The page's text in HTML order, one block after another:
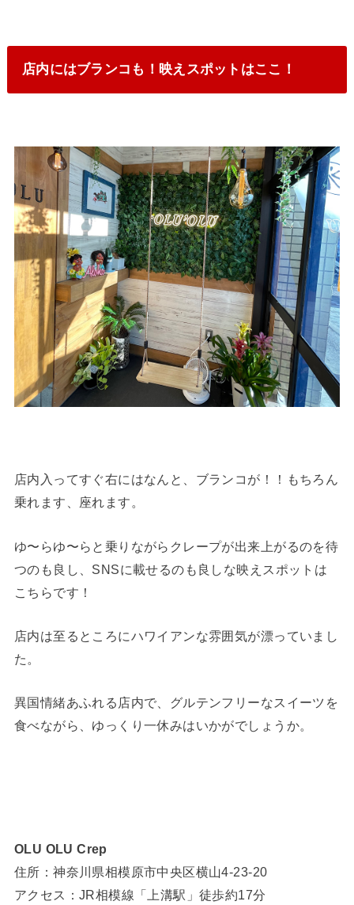
店内にはブランコも！映えスポットはここ！
店内入ってすぐ右にはなんと、ブランコが！！もちろん
乗れます、座れます。
ゆ〜らゆ〜らと乗りながらクレープが出来上がるのを待
つのも良し、SNSに載せるのも良しな映えスポットは
こちらです！
店内は至るところにハワイアンな雰囲気が漂っていまし
た。
異国情緒あふれる店内で、グルテンフリーなスイーツを
食べながら、ゆっくり一休みはいかがでしょうか。
OLU OLU Crep
住所：神奈川県相模原市中央区横山4-23-20
アクセス：JR相模線「上溝駅」徒歩約17分